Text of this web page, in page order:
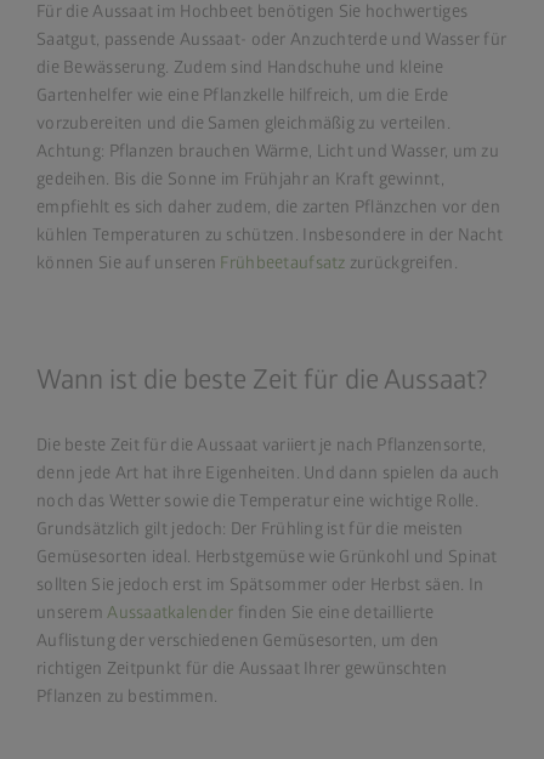
Für die Aussaat im Hochbeet benötigen Sie hochwertiges
Saatgut, passende Aussaat- oder Anzuchterde und Wasser für
die Bewässerung. Zudem sind Handschuhe und kleine
Gartenhelfer wie eine Pflanzkelle hilfreich, um die Erde
vorzubereiten und die Samen gleichmäßig zu verteilen.
Achtung: Pflanzen brauchen Wärme, Licht und Wasser, um zu
gedeihen. Bis die Sonne im Frühjahr an Kraft gewinnt,
empfiehlt es sich daher zudem, die zarten Pflänzchen vor den
kühlen Temperaturen zu schützen. Insbesondere in der Nacht
können Sie auf unseren Frühbeetaufsatz zurückgreifen.
Wann ist die beste Zeit für die Aussaat?
Die beste Zeit für die Aussaat variiert je nach Pflanzensorte,
denn jede Art hat ihre Eigenheiten. Und dann spielen da auch
noch das Wetter sowie die Temperatur eine wichtige Rolle.
Grundsätzlich gilt jedoch: Der Frühling ist für die meisten
Gemüsesorten ideal. Herbstgemüse wie Grünkohl und Spinat
sollten Sie jedoch erst im Spätsommer oder Herbst säen. In
unseremAussaatkalender finden Sie eine detaillierte
Auflistung der verschiedenen Gemüsesorten, um den
richtigen Zeitpunkt für die Aussaat Ihrer gewünschten
Pflanzen zu bestimmen.